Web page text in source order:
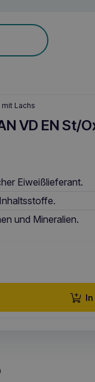
mit Lachs
VD EN St/
Eiweißlieferant.
und Mineralien.